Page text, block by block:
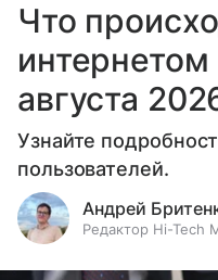
Что
августа
Узнайте
пользователей.
Андрей
Редактор Hi-Tech